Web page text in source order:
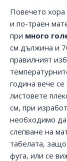
Повечето хора
и по-траен
при много
см дължина и
правилният
година вече
листовете
см, при
необходимо да
слепване на
табелата,
фуга, или се